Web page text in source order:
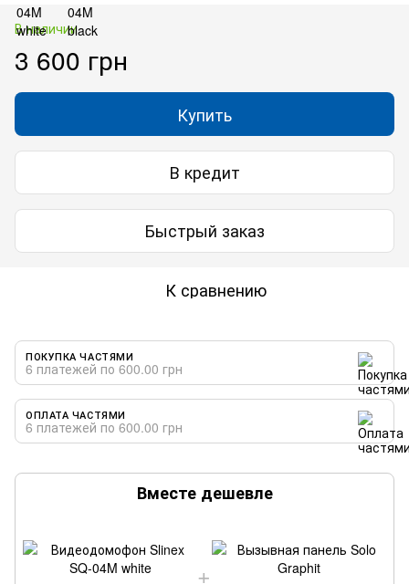
В наличии
3 600 грн
Купить
В кредит
Быстрый заказ
К сравнению
ПОКУПКА ЧАСТЯМИ
6 платежей по 600.00 грн
ОПЛАТА ЧАСТЯМИ
6 платежей по 600.00 грн
Вместе дешевле